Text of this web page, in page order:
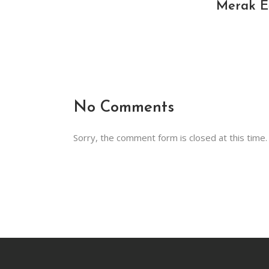
Merak
No Comments
Sorry, the comment form is closed at this time.